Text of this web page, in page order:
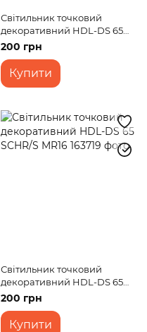
Світильник точковий
декоративний HDL-DS 65
SB/G MR16
200 грн
Купити
Світильник точковий
декоративний HDL-DS 65
SCHR/S MR16
200 грн
Купити